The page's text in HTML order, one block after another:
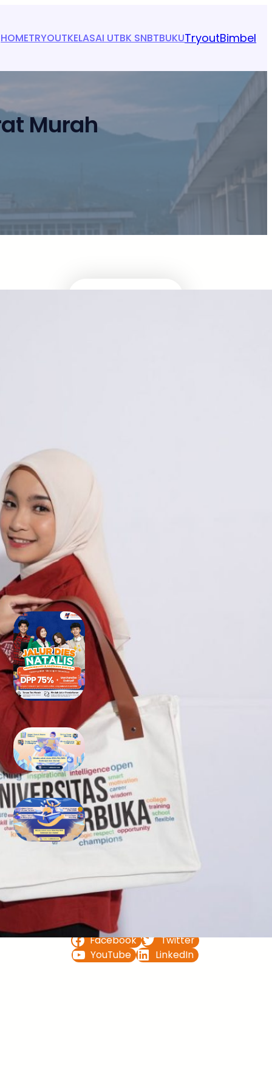
HOMETRYOUTKELASAI UTBK SNBTBUKUTryoutBimbel
Murah
MEDIA INFOMRASI TERUPDATE SEPUTAR
Tidak Lolos UTBK SNBT di PTN?
Jangan Khawatir, Ini Jalan
Terbaikmu untuk Tetap Kuliah
di Kampus Berkualitas
Wondama Gratis Terbaik
Bimbel UTBK SNBT di Teluk
Bintuni Gratis Terbaik
FOLLOW US ON
Facebook
Twitter
YouTube
LinkedIn